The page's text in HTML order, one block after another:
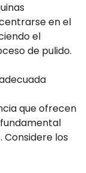
en el
el
de pulido.
que ofrecen
Considere los